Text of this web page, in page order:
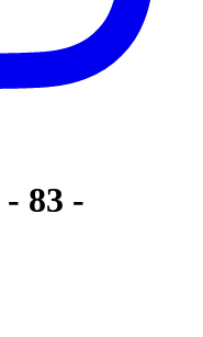
- 83 -